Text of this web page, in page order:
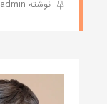
نوشته admin